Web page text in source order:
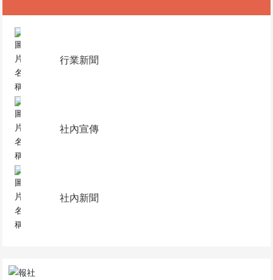
生產技術
人力資源
聯係狼群在线资源WWW官网
行業新聞
社內宣傳
社內新聞